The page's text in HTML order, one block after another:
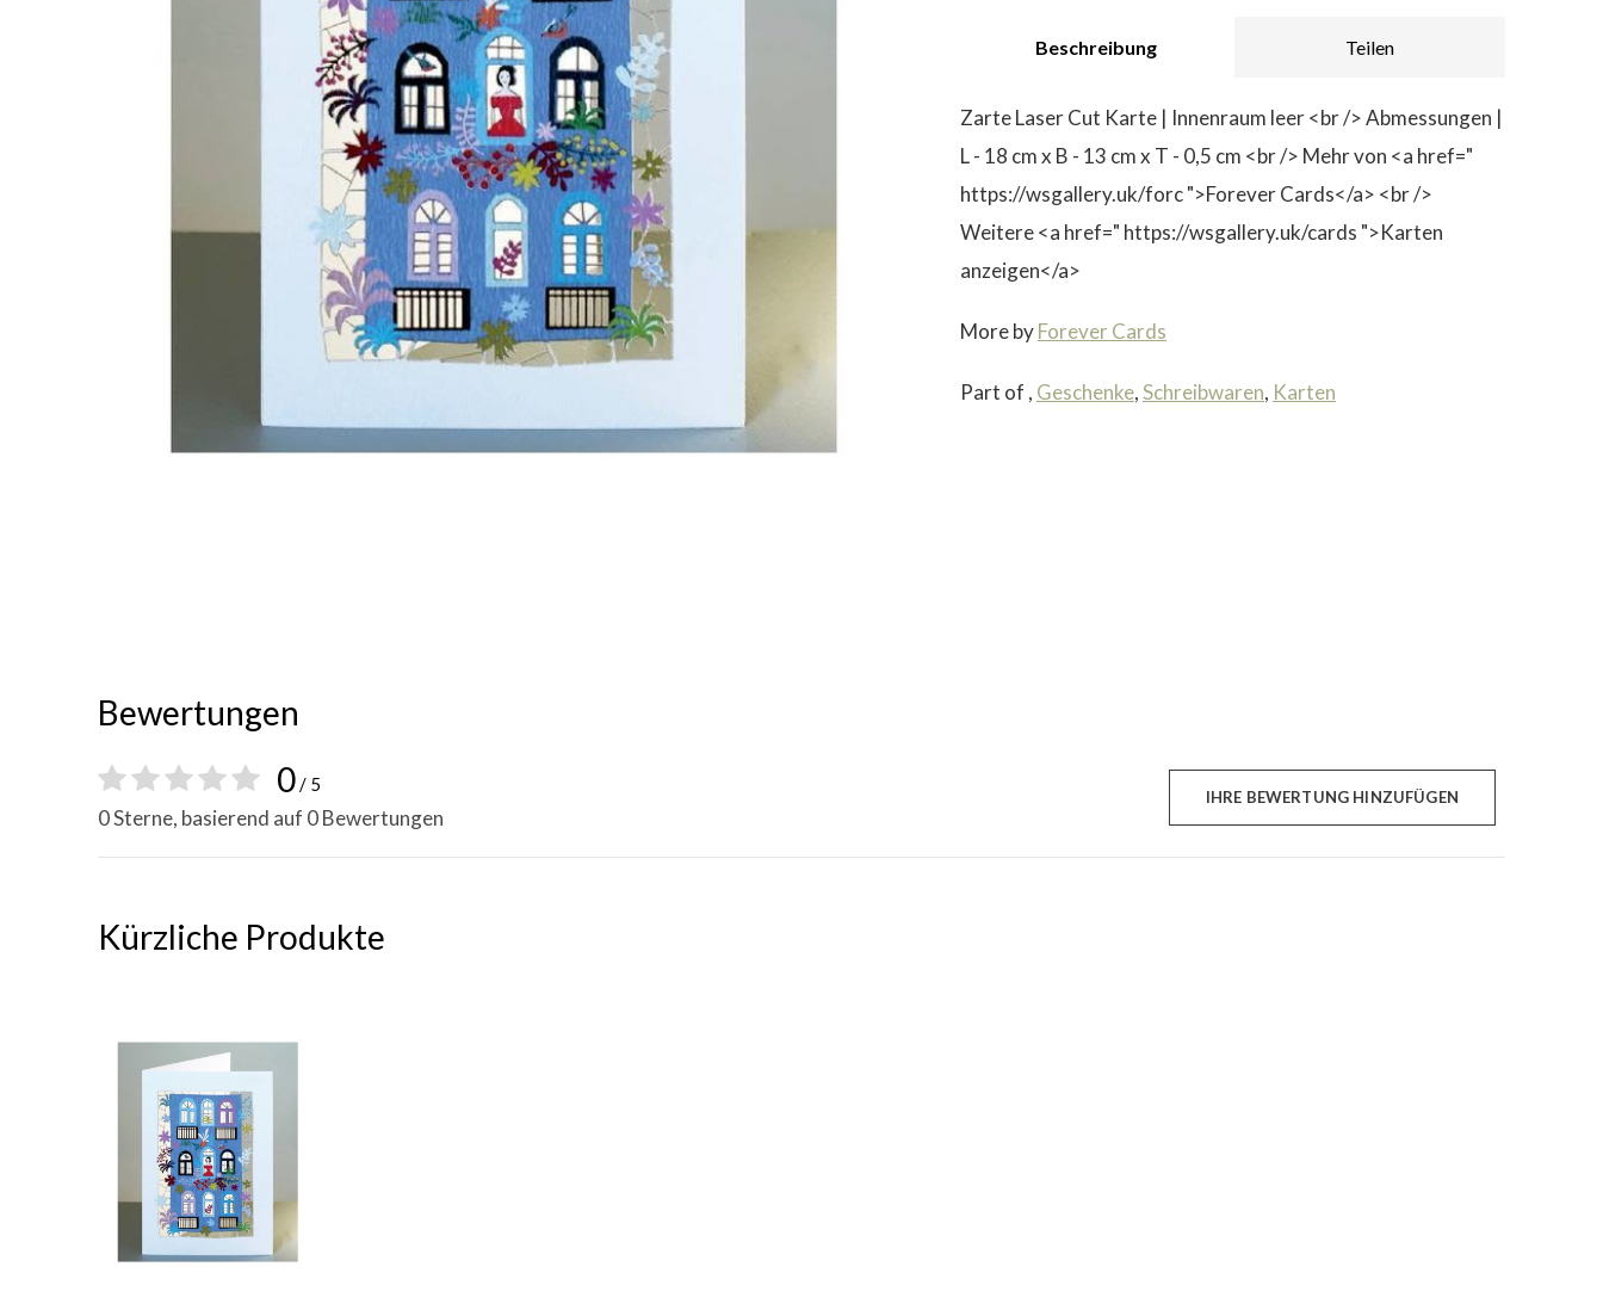
Beschreibung Teilen
Zarte Laser Cut Karte | Innenraum leer <br /> Abmessungen |
L - 18 cm x B - 13 cm x T - 0,5 cm <br /> Mehr von <a href="
https://wsgallery.uk/forc ">Forever Cards</a> <br />
Weitere <a href=" https://wsgallery.uk/cards ">Karten
anzeigen</a>
More byForever Cards
Part of , Geschenke,Schreibwaren, Karten
Bewertungen
0/ 5
0 Sterne, basierend auf 0 Bewertungen
IHRE BEWERTUNG HINZUFÜGEN
Kürzliche Produkte